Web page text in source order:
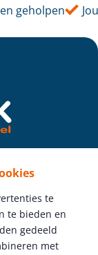
te
te bieden en
gedeeld
met
geholpen